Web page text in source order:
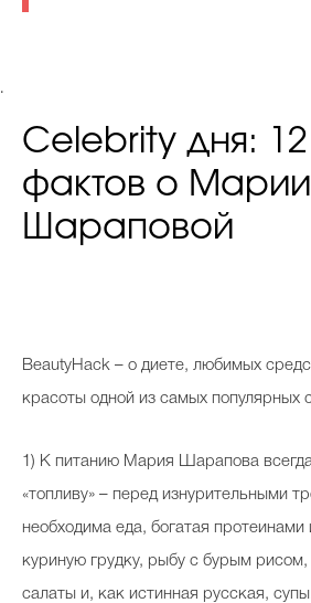
.
Celebrity дня:
фактов о Марии
Шараповой
BeautyHack – о диете, любимых
красоты одной из самых популярных
1) К питанию Мария Шарапова
«топливу» – перед изнурительными
необходима еда, богатая
куриную грудку, рыбу с бурым
салаты и, как истинная русская,